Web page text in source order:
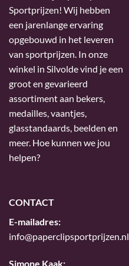
Sportprijzen! Wij hebben
een jarenlange ervaring
opgebouwd in het leveren
van sportprijzen. In onze
winkel in Silvolde vind je een
groot en gevarieerd
assortiment aan bekers,
medailles, vaantjes,
glasstandaards, beelden en
meer. Hoe kunnen we jou
helpen?
CONTACT
E-mailadres:
info@paperclipsportprijzen.nl
Simone Kaak: